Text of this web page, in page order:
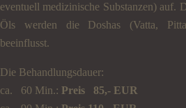
eventuell medizinische Substanzen) auf.
Öls werden die Doshas (Vatta,
beeinflusst.
Die Behandlungsdauer:
ca. 60 Min.: Preis 85,- EUR